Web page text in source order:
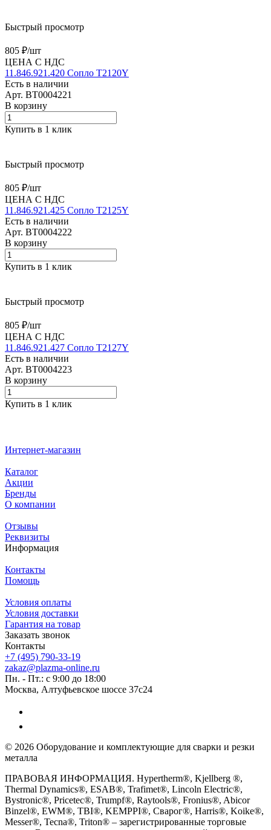
Быстрый просмотр
805 ₽/шт
ЦЕНА С НДС
11.846.921.420 Сопло T2120Y
Есть в наличии
Арт. BT0004221
В корзину
Купить в 1 клик
Быстрый просмотр
805 ₽/шт
ЦЕНА С НДС
11.846.921.425 Сопло T2125Y
Есть в наличии
Арт. BT0004222
В корзину
Купить в 1 клик
Быстрый просмотр
805 ₽/шт
ЦЕНА С НДС
11.846.921.427 Сопло T2127Y
Есть в наличии
Арт. BT0004223
В корзину
Купить в 1 клик
Интернет-магазин
Каталог
Акции
Бренды
О компании
Отзывы
Реквизиты
Информация
Контакты
Помощь
Условия оплаты
Условия доставки
Гарантия на товар
Заказать звонок
Контакты
+7 (495) 790-33-19
zakaz@plazma-online.ru
Пн. - Пт.: с 9:00 до 18:00
Москва, Алтуфьевское шоссе 37с24
© 2026 Оборудование и комплектующие для сварки и резки
металла
ПРАВОВАЯ ИНФОРМАЦИЯ. Hypertherm®, Kjellberg ®,
Thermal Dynamics®, ESAB®, Trafimet®, Lincoln Electric®,
Bystronic®, Pricetec®, Trumpf®, Raytools®, Fronius®, Abicor
Binzel®, EWM®, TBI®, KEMPPI®, Сварог®, Harris®, Koike®,
Messer®, Tecna®, Triton® – зарегистрированные торговые